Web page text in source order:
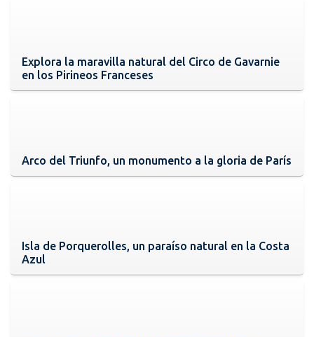
Explora la maravilla natural del Circo de Gavarnie
en los Pirineos Franceses
Arco del Triunfo, un monumento a la gloria de París
Isla de Porquerolles, un paraíso natural en la Costa
Azul